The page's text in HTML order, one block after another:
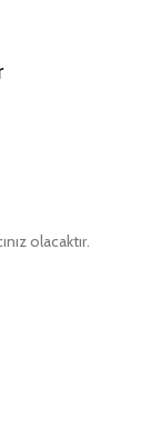
olacaktır.